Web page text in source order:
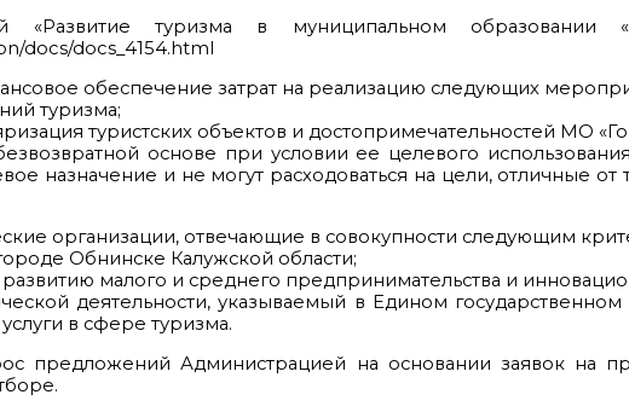
«Развитие туризма в муниципальном
docs/docs_4154.html
обеспечение затрат на реализацию следующих
туризма;
туристских объектов и достопримечательностей МО
основе при условии ее целевого
назначение и не могут расходоваться на цели, отличные
организации, отвечающие в совокупности следующим
Обнинске Калужской области;
малого и среднего предпринимательства и
деятельности, указываемый в Едином
в сфере туризма.
предложений Администрацией на основании заявок на